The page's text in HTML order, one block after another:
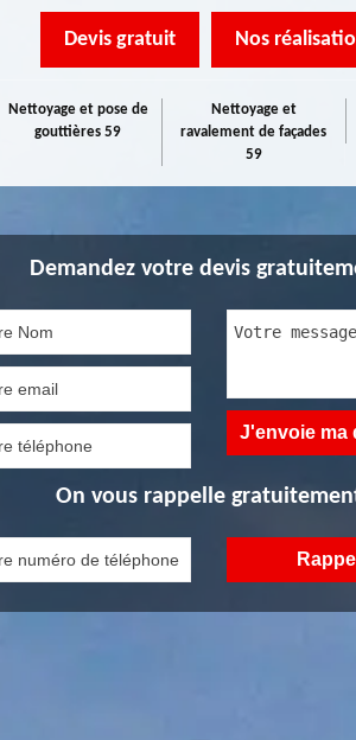
Devis gratuit Nos
Nettoyage et pose de
gouttières 59
Nettoyage et
ravalement de façades
59
Demandez votre devis
On vous rappelle